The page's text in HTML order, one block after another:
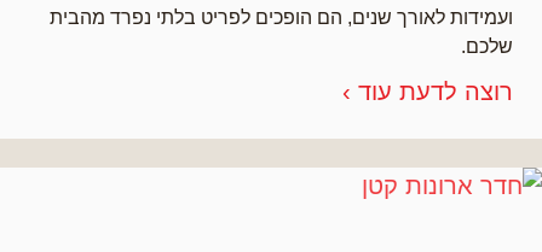
ועמידות לאורך שנים, הם הופכים לפריט בלתי נפרד מהבית
שלכם.
רוצה לדעת עוד ›